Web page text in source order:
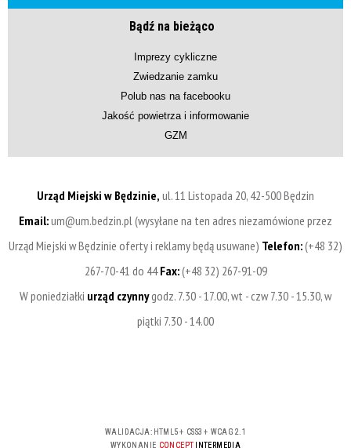
Bądź na bieżąco
Imprezy cykliczne
Zwiedzanie zamku
Polub nas na facebooku
Jakość powietrza i informowanie
GZM
Urząd Miejski w Będzinie, ul. 11 Listopada 20, 42-500 Będzin
Email:um@um.bedzin.pl (wysyłane na ten adres niezamówione przez
Urząd Miejski w Będzinie oferty i reklamy będą usuwane) Telefon:(+48 32)
267-70-41 do 44Fax:(+48 32) 267-91-09
W poniedziałki urząd czynnygodz. 7.30 - 17.00, wt - czw 7.30 - 15.30, w
piątki 7.30 - 14.00
WALIDACJA: HTML5+ CSS3 + WCAG 2.1
WYKONANIE CONCEPT INTERMEDIA